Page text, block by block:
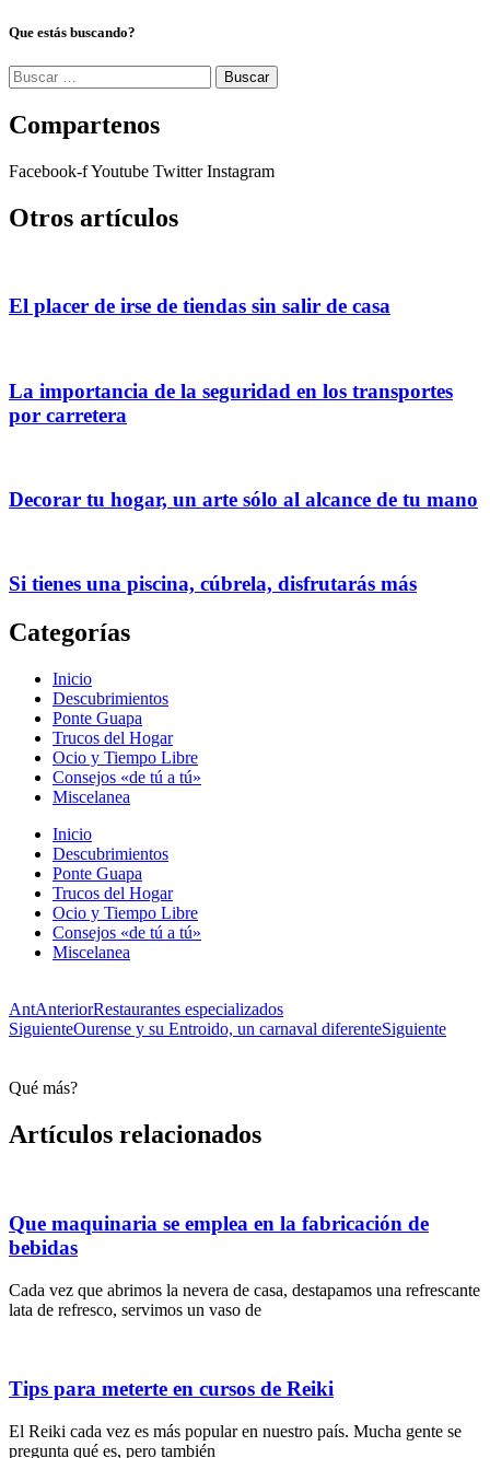
Que estás buscando?
Buscar:
Compartenos
Facebook-fYoutube Twitter Instagram
Otros artículos
El placer de irse de tiendas sin salir de casa
La importancia de la seguridad en los transportes
por carretera
Decorar tu hogar, un arte sólo al alcance de tu mano
Si tienes una piscina, cúbrela, disfrutarás más
Categorías
Inicio
Descubrimientos
Ponte Guapa
Trucos del Hogar
Ocio y Tiempo Libre
Consejos «de tú a tú»
Miscelanea
Inicio
Descubrimientos
Ponte Guapa
Trucos del Hogar
Ocio y Tiempo Libre
Consejos «de tú a tú»
Miscelanea
AntAnteriorRestaurantes especializados
SiguienteOurense y su Entroido, un carnaval diferenteSiguiente
Qué más?
Artículos relacionados
Que maquinaria se emplea en la fabricación de
bebidas
Cada vez que abrimos la nevera de casa, destapamos una refrescante
lata de refresco, servimos un vaso de
Tips para meterte en cursos de Reiki
El Reiki cada vez es más popular en nuestro país. Mucha gente se
pregunta qué es, pero también